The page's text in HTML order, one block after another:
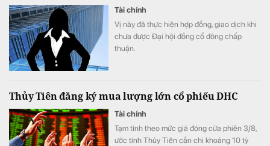
Tài chính
Vị này đã thực hiện hợp đồng, giao dịch khi
chưa được Đại hội đồng cổ đông chấp
thuận.
Thủy Tiên đăng ký mua lượng lớn cổ phiếu DHC
Tài chính
Tạm tính theo mức giá đóng cửa phiên 3/8,
ước tính Thủy Tiên cần chi khoảng 10 tỷ